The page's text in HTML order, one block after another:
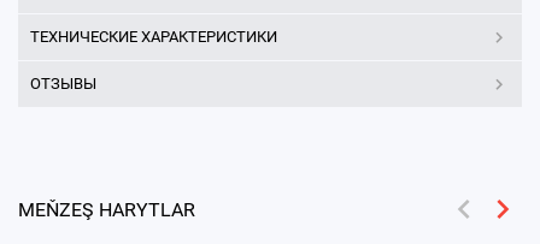
ТЕХНИЧЕСКИЕ ХАРАКТЕРИСТИКИ
ОТЗЫВЫ
MEŇZEŞ HARYTLAR